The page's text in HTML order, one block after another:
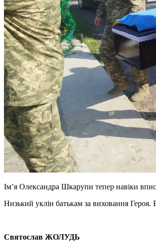
Ім’я Олександра Шкарупи тепер навіки
Низький уклін батькам за виховання
Святослав ЖОЛУДЬ